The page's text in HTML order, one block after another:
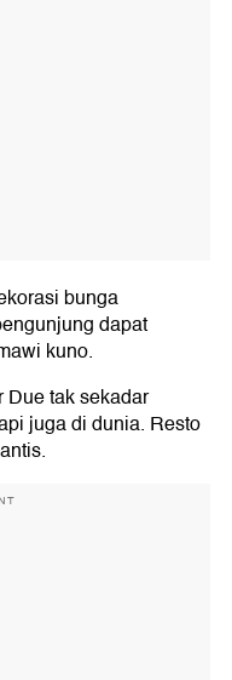
bunga
dapat
kuno.
tak sekadar
juga di dunia. Resto